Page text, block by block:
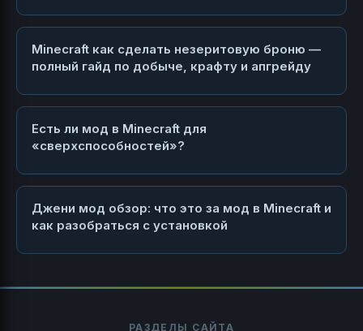
Minecraft как сделать незеритовую броню —
полный гайд по добыче, крафту и апгрейду
Есть ли мод в Minecraft для
«сверхспособностей»?
Джени мод обзор: что это за мод в Minecraft и
как разобраться с установкой
РАЗДЕЛЫ САЙТА